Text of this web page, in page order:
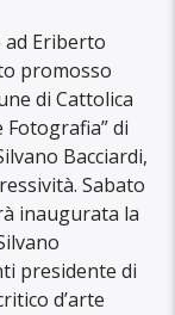
Eriberto
promosso
di Cattolica
Fotografia” di
Bacciardi,
Sabato
inaugurata la
presidente di
d’arte